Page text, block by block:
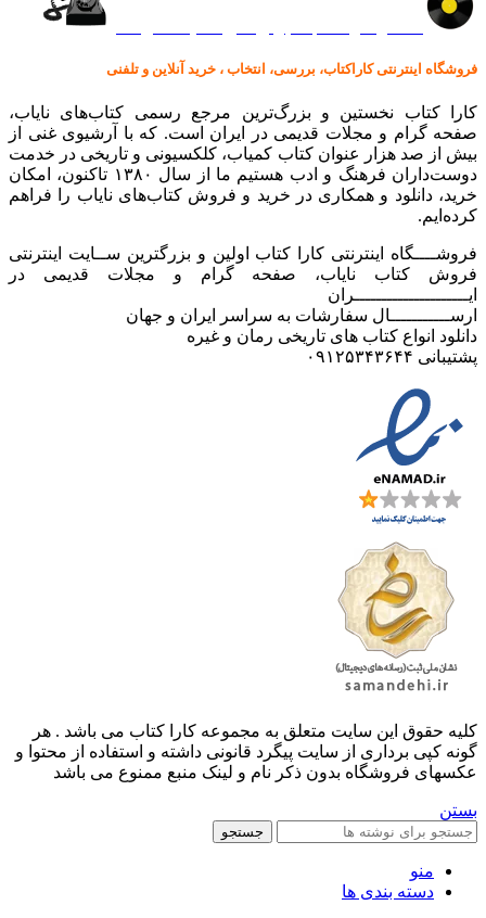
فروشگاه اینترنتی کاراکتاب، بررسی، انتخاب ، خرید آنلاین و تلفنی
کارا کتاب نخستین و بزرگ‌ترین مرجع رسمی کتاب‌های نایاب،
صفحه گرام و مجلات قدیمی در ایران است. که با آرشیوی غنی از
بیش از صد هزار عنوان کتاب کمیاب، کلکسیونی و تاریخی در خدمت
دوست‌داران فرهنگ و ادب هستیم ما از سال ۱۳۸۰ تاکنون، امکان
خرید، دانلود و همکاری در خرید و فروش کتاب‌های نایاب را فراهم
کرده‌ایم.
فروشــــگاه اینترنتی کارا کتاب اولین و بزرگترین ســایت اینترنتی
فروش کتاب نایاب، صفحه گرام و مجلات قدیمی در
ایـــــــــــــــــــــران
ارســـــــــــال سفارشات به سراسر ایران و جهان
دانلود انواع کتاب های تاریخی رمان و غیره
پشتیبانی ۰۹۱۲۵۳۴۳۶۴۴
کليه حقوق اين سايت متعلق به مجموعه کارا کتاب می باشد . هر
گونه کپی برداری از سایت پیگرد قانونی داشته و استفاده از محتوا و
عکسهای فروشگاه بدون ذکر نام و لینک منبع ممنوع می باشد
بستن
جستجو
منو
دسته بندی ها